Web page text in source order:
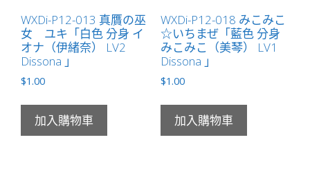
WXDi-P12-013 真贋の巫
女 ユキ「白色 分身 イ
オナ（伊緒奈） LV2
Dissona 」
$1.00
加入購物車
WXDi-P12-018 みこみこ
☆いちまぜ「藍色 分身
みこみこ（美琴） LV1
Dissona 」
$1.00
加入購物車